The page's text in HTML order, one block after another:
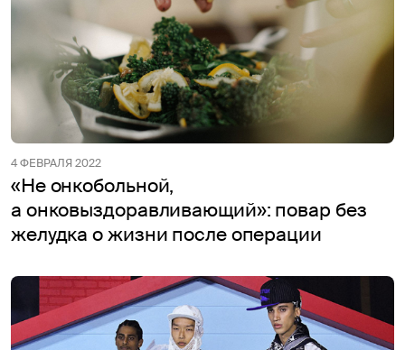
4 ФЕВРАЛЯ 2022
«Не онкобольной,
а онковыздоравливающий»: повар без
желудка о жизни после операции